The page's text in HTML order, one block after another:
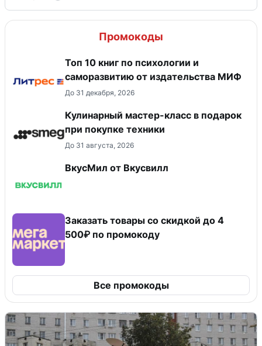
Промокоды
Топ 10 книг по психологии и
саморазвитию от издательства МИФ
До 31 декабря, 2026
Кулинарный мастер-класс в подарок
при покупке техники
До 31 августа, 2026
ВкусМил от Вкусвилл
Заказать товары со скидкой до 4
500₽ по промокоду
Все промокоды